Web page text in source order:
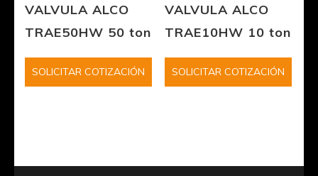
VALVULA ALCO
TRAE50HW 50 ton
SOLICITAR COTIZACIÓN
VALVULA ALCO
TRAE10HW 10 ton
SOLICITAR COTIZACIÓN